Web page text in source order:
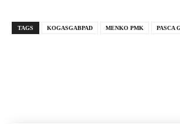
TAGS KOGASGABPAD MENKO PMK PASCA